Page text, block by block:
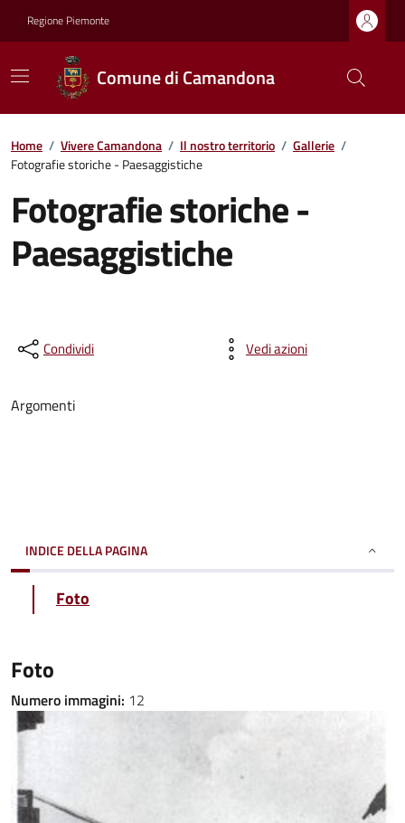
Regione Piemonte
Comune di Camandona
Home / Vivere Camandona / Il nostro territorio / Gallerie /
Fotografie storiche - Paesaggistiche
Fotografie storiche -
Paesaggistiche
Condividi Vedi azioni
Argomenti
INDICE DELLA PAGINA
Foto
Foto
Numero immagini: 12